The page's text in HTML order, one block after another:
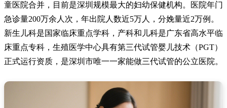
童医院合并，目前是深圳规模最大的妇幼保健机构。医院年门
急诊量200万余人次，年出院人数近5万人，分娩量近2万例。
新生儿科是国家临床重点学科，产科和儿科是广东省高水平临
床重点专科，生殖医学中心具有第三代试管婴儿技术（PGT）
正式运行资质，是深圳市唯一一家能做三代试管的公立医院。